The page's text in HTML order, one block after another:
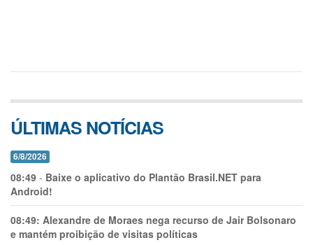
ÚLTIMAS NOTÍCIAS
6/8/2026
08:49 - Baixe o aplicativo do Plantão Brasil.NET para
Android!
08:49: Alexandre de Moraes nega recurso de Jair Bolsonaro
e mantém proibição de visitas políticas